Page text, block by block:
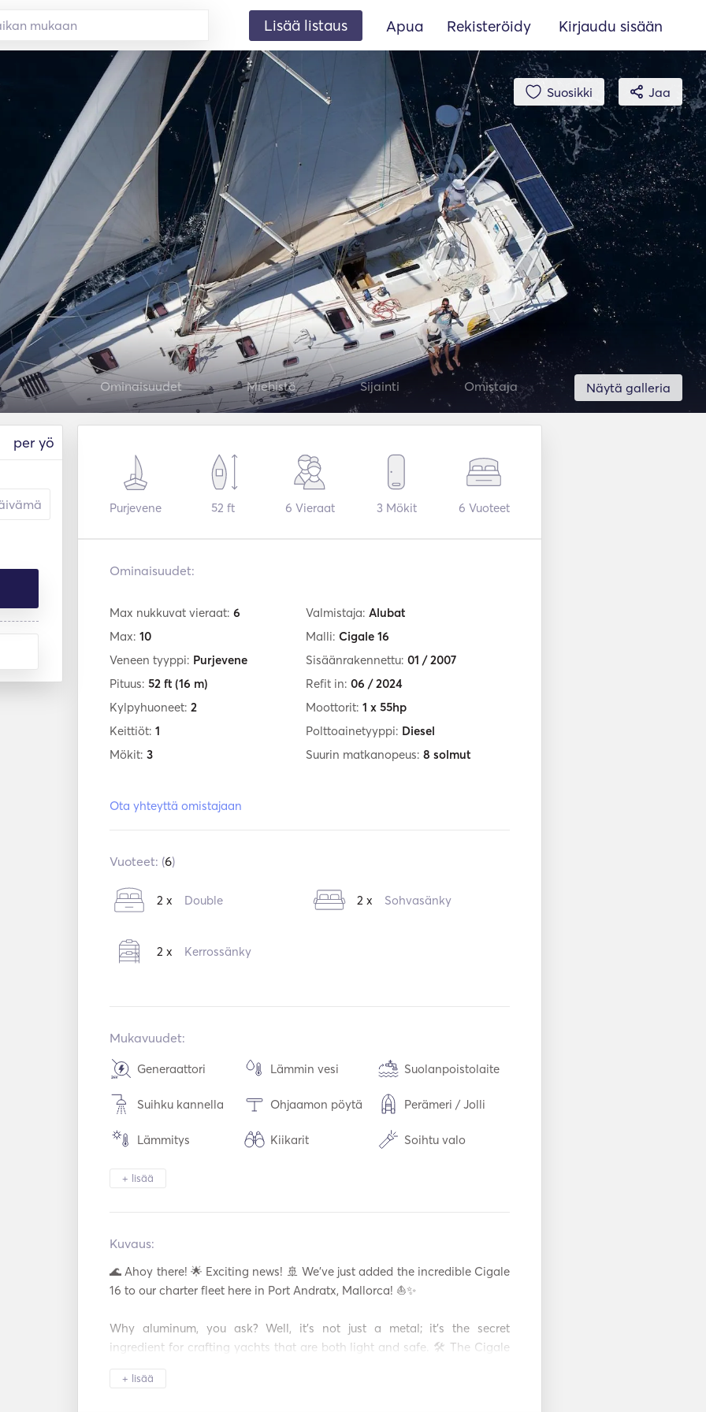
Lisää listaus Apua Rekisteröidy Kirjaudu sisään
Suosikki Jaa
Näytä galleria
Ominaisuudet Miehistö Sijainti Omistaja
per yö
Purjevene 52 ft 6 Vieraat 3 Mökit 6 Vuoteet
Ominaisuudet:
Max nukkuvat vieraat: 6
Max: 10
Veneen tyyppi: Purjevene
Pituus: 52 ft (16 m)
Kylpyhuoneet: 2
Keittiöt: 1
Mökit: 3
Ota yhteyttä omistajaan
Valmistaja: Alubat
Malli: Cigale 16
Sisäänrakennettu: 01 / 2007
Refit in: 06 / 2024
Moottorit: 1 x 55hp
Polttoainetyyppi: Diesel
Suurin matkanopeus: 8 solmut
Vuoteet: (6)
2 x Double 2 x Sohvasänky
2 x Kerrossänky
Mukavuudet:
Generaattori Lämmin vesi Suolanpoistolaite
Suihku kannella Ohjaamon pöytä Perämeri / Jolli
Lämmitys Kiikarit Soihtu valo
Sähköinen wc
USB-liitäntä
Kalastustikku Padel Board Snorklausvälineet
+ lisää
Kuvaus:
🌊 Ahoy there! 🌟 Exciting news! 🚢 We've just added the incredible Cigale
16 to our charter fleet here in Port Andratx, Mallorca! ⛵️✨
Why aluminum, you ask? Well, it's not just a metal; it's the secret
ingredient for crafting yachts that are both light and safe. 🛠️ The Cigale
electrical installations. It's not just a yacht; it's a promise of durability and
+ lisää